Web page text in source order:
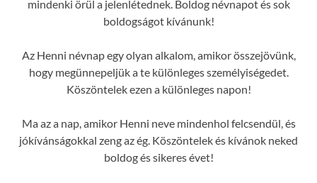
mindenki örül a jelenlétednek. Boldog névnapot és sok
boldogságot kívánunk!
Az Henni névnap egy olyan alkalom, amikor összejövünk,
hogy megünnepeljük a te különleges személyiségedet.
Köszöntelek ezen a különleges napon!
Ma az a nap, amikor Henni neve mindenhol felcsendül, és
jókívánságokkal zeng az ég. Köszöntelek és kívánok neked
boldog és sikeres évet!